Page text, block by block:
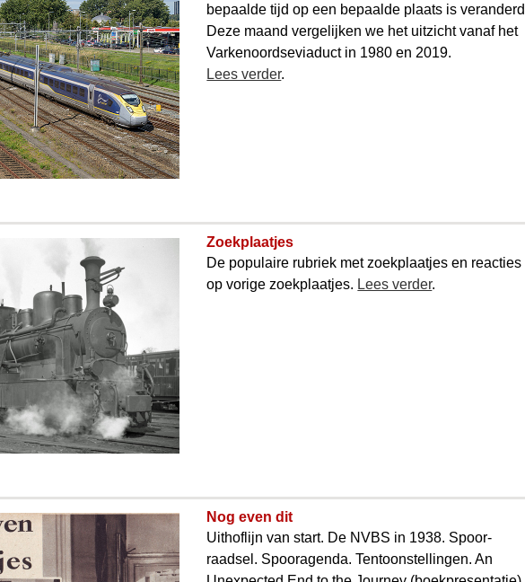
bepaalde tijd op een bepaalde plaats is
Deze maand vergelijken we het uitzicht vanaf het
Varkenoordseviaduct in 1980 en 2019.
Lees verder.
Zoekplaatjes
De populaire rubriek met zoekplaatjes en reacties
op vorige zoekplaatjes. Lees verder.
Nog even dit
Uithoflijn van start. De NVBS in 1938. Spoor­
raadsel. Spooragenda. Tentoonstellingen. An